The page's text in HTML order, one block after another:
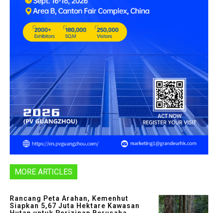
MORE ARTICLES
Rancang Peta Arahan, Kemenhut
Siapkan 5,67 Juta Hektare Kawasan